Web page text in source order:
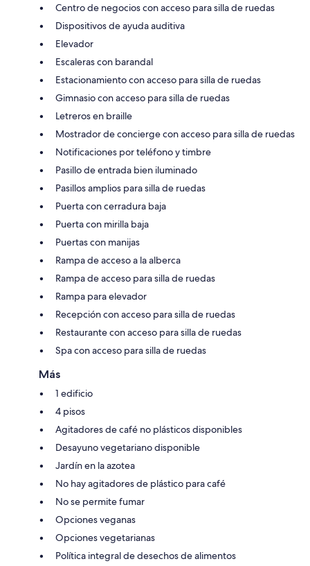
Centro de negocios con acceso para silla de ruedas
Dispositivos de ayuda auditiva
Elevador
Escaleras con barandal
Estacionamiento con acceso para silla de ruedas
Gimnasio con acceso para silla de ruedas
Letreros en braille
Mostrador de concierge con acceso para silla de ruedas
Notificaciones por teléfono y timbre
Pasillo de entrada bien iluminado
Pasillos amplios para silla de ruedas
Puerta con cerradura baja
Puerta con mirilla baja
Puertas con manijas
Rampa de acceso a la alberca
Rampa de acceso para silla de ruedas
Rampa para elevador
Recepción con acceso para silla de ruedas
Restaurante con acceso para silla de ruedas
Spa con acceso para silla de ruedas
Más
1 edificio
4 pisos
Agitadores de café no plásticos disponibles
Desayuno vegetariano disponible
Jardín en la azotea
No hay agitadores de plástico para café
No se permite fumar
Opciones veganas
Opciones vegetarianas
Política integral de desechos de alimentos